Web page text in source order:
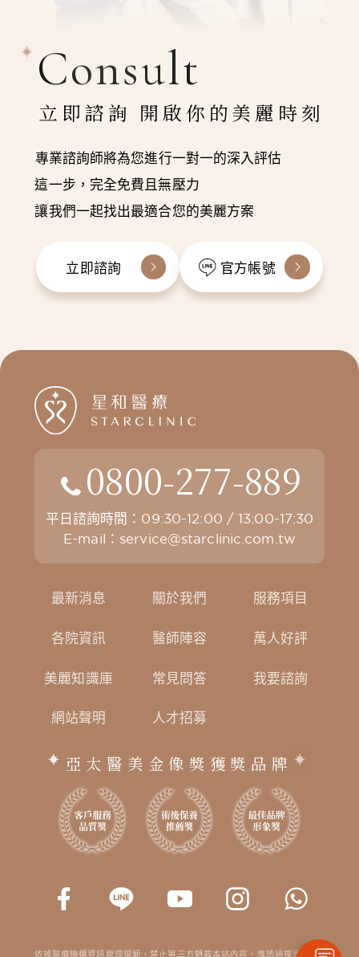
Consult
立即諮詢 開啟你的美麗時刻
專業諮詢師將為您進行一對一的深入評估
這一步，完全免費且無壓力
讓我們一起找出最適合您的美麗方案
立即諮詢 官方帳號
0800-277-889
平日諮詢時間：09:30-12:00 / 13:00-17:30
E-mail： service@starclinic.com.tw
最新消息 關於我們 服務項目
各院資訊 醫師陣容 萬人好評
美麗知識庫 常見問答 我要諮詢
網站聲明 人才招募
亞太醫美金像獎獲獎品牌
依據醫療機構資訊管理規範，禁止第三方轉載本站內容。惟透過搜尋